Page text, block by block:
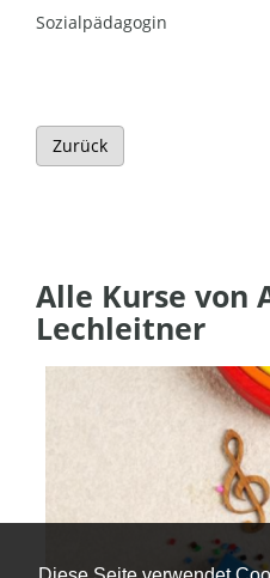
Sozialpädagogin
Zurück
Alle Kurse von
Lechleitner